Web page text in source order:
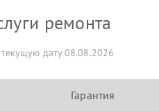
ремонта
дату 08.08.2026
Гарантия